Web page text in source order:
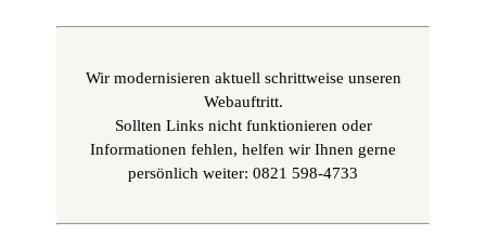
Wir modernisieren aktuell schrittweise unseren
Webauftritt.
Sollten Links nicht funktionieren oder
Informationen fehlen, helfen wir Ihnen gerne
persönlich weiter: 0821 598-4733